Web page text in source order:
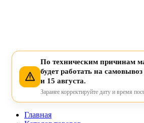
По техническим причинам
будет работать на самовывоз
и 15 августа.
Заранее корректируйте дату и время
Главная